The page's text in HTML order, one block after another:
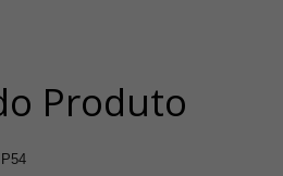
Produto